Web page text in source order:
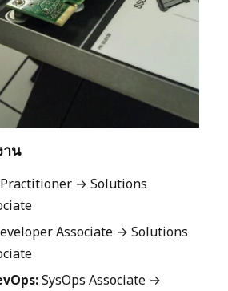
าน
→ Solutions
Associate → Solutions
SysOps Associate →